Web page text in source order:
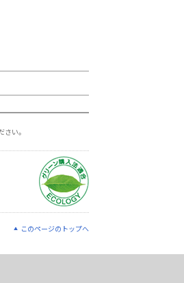
い。
このページのトップへ